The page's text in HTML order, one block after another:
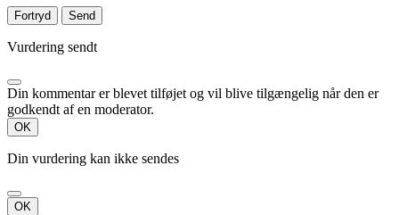
Fortryd Send
Vurdering sendt
Din kommentar er blevet tilføjet og vil blive tilgængelig når den er
godkendt af en moderator.
OK
Din vurdering kan ikke sendes
OK